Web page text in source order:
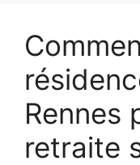
Rennes
retraite